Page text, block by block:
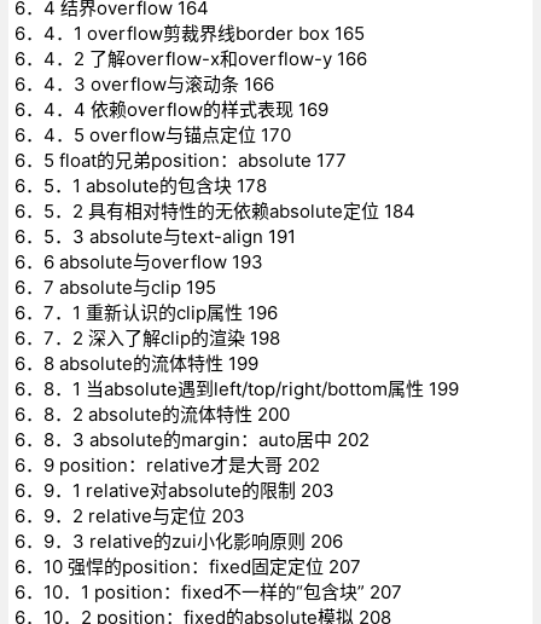
6．4 结界overflow 164
6．4．1 overflow剪裁界线border box 165
6．4．2 了解overflow-x和overflow-y 166
6．4．3 overflow与滚动条 166
6．4．4 依赖overflow的样式表现 169
6．4．5 overflow与锚点定位 170
6．5 float的兄弟position：absolute 177
6．5．1 absolute的包含块 178
6．5．2 具有相对特性的无依赖absolute定位 184
6．5．3 absolute与text-align 191
6．6 absolute与overflow 193
6．7 absolute与clip 195
6．7．1 重新认识的clip属性 196
6．7．2 深入了解clip的渲染 198
6．8 absolute的流体特性 199
6．8．1 当absolute遇到left/top/right/bottom属性 199
6．8．2 absolute的流体特性 200
6．8．3 absolute的margin：auto居中 202
6．9 position：relative才是大哥 202
6．9．1 relative对absolute的限制 203
6．9．2 relative与定位 203
6．9．3 relative的zui小化影响原则 206
6．10 强悍的position：fixed固定定位 207
6．10．1 position：fixed不一样的“包含块” 207
6．10．2 position：fixed的absolute模拟 208